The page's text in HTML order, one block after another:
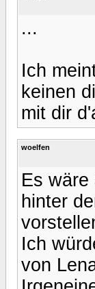
...
Ich
keinen
mit dir
woelfen
Es
hinter
Ich
von